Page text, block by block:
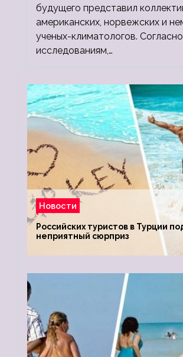
будущего представил
американских, норвежских и
ученых-климатологов. Согласно
исследованиям,…
Новости
Российских туристов в Турции
неприятный сюрприз